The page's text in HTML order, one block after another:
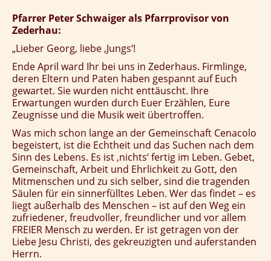
Pfarrer Peter Schwaiger als Pfarrprovisor von
Zederhau:
„Lieber Georg, liebe ‚Jungs‘!
Ende April ward Ihr bei uns in Zederhaus. Firmlinge,
deren Eltern und Paten haben gespannt auf Euch
gewartet. Sie wurden nicht enttäuscht. Ihre
Erwartungen wurden durch Euer Erzählen, Eure
Zeugnisse und die Musik weit übertroffen.
Was mich schon lange an der Gemeinschaft Cenacolo
begeistert, ist die Echtheit und das Suchen nach dem
Sinn des Lebens. Es ist ‚nichts‘ fertig im Leben. Gebet,
Gemeinschaft, Arbeit und Ehrlichkeit zu Gott, den
Mitmenschen und zu sich selber, sind die tragenden
Säulen für ein sinnerfülltes Leben. Wer das findet – es
liegt außerhalb des Menschen – ist auf den Weg ein
zufriedener, freudvoller, freundlicher und vor allem
FREIER Mensch zu werden. Er ist getragen von der
Liebe Jesu Christi, des gekreuzigten und auferstanden
Herrn.